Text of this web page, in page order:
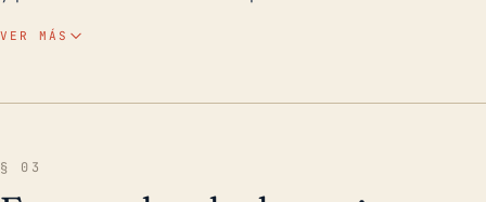
marejadas ciclónicas, su ubicación podría exponerlo
VER MÁS
§ 03